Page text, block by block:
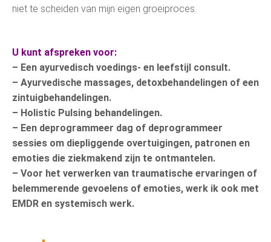
niet te scheiden van mijn eigen groeiproces.
U kunt afspreken voor:
– Een ayurvedisch voedings- en leefstijl consult.
– Ayurvedische massages, detoxbehandelingen of een
zintuigbehandelingen.
– Holistic Pulsing behandelingen.
– Een deprogrammeer dag of deprogrammeer
sessies om diepliggende overtuigingen, patronen en
emoties die ziekmakend zijn te ontmantelen.
– Voor het verwerken van traumatische ervaringen of
belemmerende gevoelens of emoties, werk ik ook met
EMDR en systemisch werk.